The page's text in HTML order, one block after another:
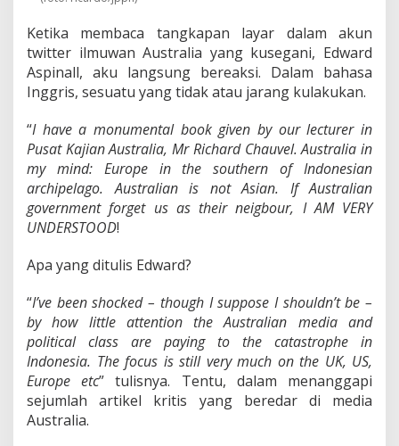
a
l
i
a
a
h
b
a
d
e
s
a
Ketika membaca tangkapan layar dalam akun
twitter ilmuwan Australia yang kusegani, Edward
Aspinall, aku langsung bereaksi. Dalam bahasa
Inggris, sesuatu yang tidak atau jarang kulakukan.
“I have a monumental book given by our lecturer in
Pusat Kajian Australia, Mr Richard Chauvel. Australia in
my mind: Europe in the southern of Indonesian
archipelago. Australian is not Asian. If Australian
government forget us as their neigbour, I AM VERY
UNDERSTOOD!
Apa yang ditulis Edward?
“I’ve been shocked – though I suppose I shouldn’t be –
by how little attention the Australian media and
political class are paying to the catastrophe in
Indonesia. The focus is still very much on the UK, US,
Europe etc” tulisnya. Tentu, dalam menanggapi
sejumlah artikel kritis yang beredar di media
Australia.